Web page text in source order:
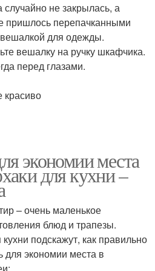
Удобства на кухне
Кухни по организации
Хранения на маленькой
не закрылась, а
пришлось перепачканными
вешалкой для одежды.
вешалку на ручку шкафчика.
перед глазами.
красиво
экономии места
для кухни –
– очень маленькое
блюд и трапезы.
подскажут, как правильно
для экономии места в